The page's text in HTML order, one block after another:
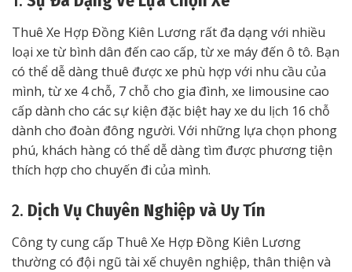
Thuê Xe Hợp Đồng Kiên Lương rất đa dạng với nhiều
loại xe từ bình dân đến cao cấp, từ xe máy đến ô tô. Bạn
có thể dễ dàng thuê được xe phù hợp với nhu cầu của
mình, từ xe 4 chỗ, 7 chỗ cho gia đình, xe limousine cao
cấp dành cho các sự kiện đặc biệt hay xe du lịch 16 chỗ
dành cho đoàn đông người. Với những lựa chọn phong
phú, khách hàng có thể dễ dàng tìm được phương tiện
thích hợp cho chuyến đi của mình.
2. Dịch Vụ Chuyên Nghiệp và Uy Tín
Công ty cung cấp Thuê Xe Hợp Đồng Kiên Lương
thường có đội ngũ tài xế chuyên nghiệp, thân thiện và